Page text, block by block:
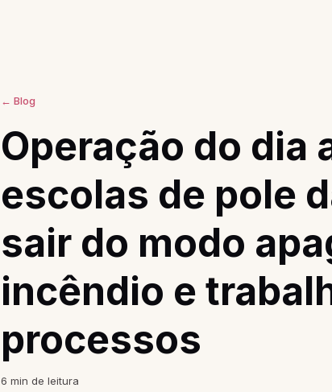
← Blog
Operação do dia
escolas de pole
sair do modo
incêndio e
processos
6 min de leitura